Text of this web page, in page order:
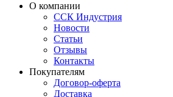
О компании
ССК Индустрия
Новости
Статьи
Отзывы
Контакты
Покупателям
Договор-оферта
Доставка